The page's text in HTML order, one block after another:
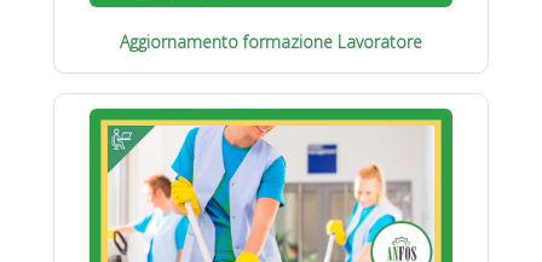
Aggiornamento formazione Lavoratore